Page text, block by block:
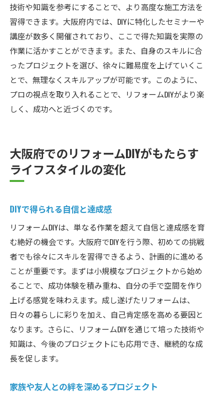
技術や知識を参考にすることで、より高度な施工方法を
習得できます。大阪府内では、DIYに特化したセミナーや
講座が数多く開催されており、ここで得た知識を実際の
作業に活かすことができます。また、自身のスキルに合
ったプロジェクトを選び、徐々に難易度を上げていくこ
とで、無理なくスキルアップが可能です。このように、
プロの視点を取り入れることで、リフォームDIYがより楽
しく、成功へと近づくのです。
大阪府でのリフォームDIYがもたらす
ライフスタイルの変化
DIYで得られる自信と達成感
リフォームDIYは、単なる作業を超えて自信と達成感を育
む絶好の機会です。大阪府でDIYを行う際、初めての挑戦
者でも徐々にスキルを習得できるよう、計画的に進める
ことが重要です。まずは小規模なプロジェクトから始め
ることで、成功体験を積み重ね、自分の手で空間を作り
上げる感覚を味わえます。成し遂げたリフォームは、
日々の暮らしに彩りを加え、自己肯定感を高める要因と
なります。さらに、リフォームDIYを通じて培った技術や
知識は、今後のプロジェクトにも応用でき、継続的な成
長を促します。
家族や友人との絆を深めるプロジェクト